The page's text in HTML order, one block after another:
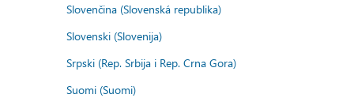
Slovenčina (Slovenská republika)
Slovenski (Slovenija)
Srpski (Rep. Srbija i Rep. Crna Gora)
Suomi (Suomi)